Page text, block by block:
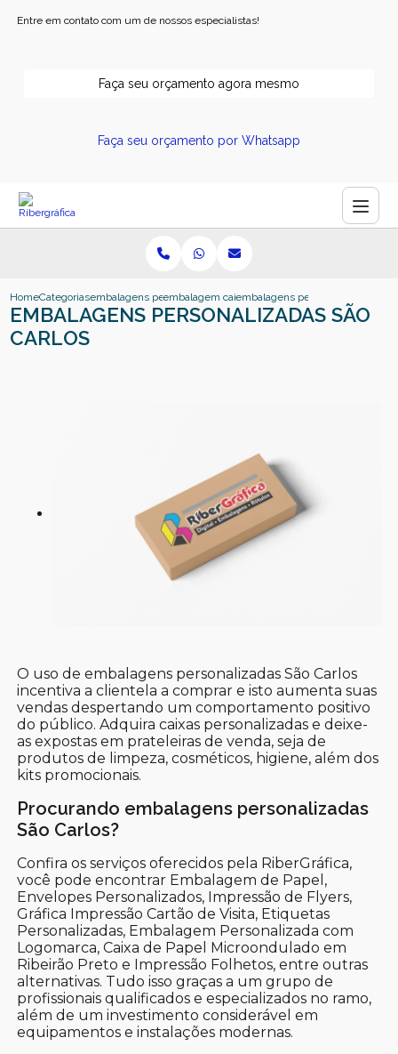
Entre em contato com um de nossos especialistas!
Faça seu orçamento agora mesmo
Faça seu orçamento por Whatsapp
HomeCategoriasembalagens personalizadasembalagem caixa personalizadaembalagens personalizadas sao
EMBALAGENS PERSONALIZADAS SÃO
CARLOS
O uso de embalagens personalizadas São Carlos
incentiva a clientela a comprar e isto aumenta suas
vendas despertando um comportamento positivo
do público. Adquira caixas personalizadas e deixe-
as expostas em prateleiras de venda, seja de
produtos de limpeza, cosméticos, higiene, além dos
kits promocionais.
Procurando embalagens personalizadas
São Carlos?
Confira os serviços oferecidos pela RiberGráfica,
você pode encontrar Embalagem de Papel,
Envelopes Personalizados, Impressão de Flyers,
Gráfica Impressão Cartão de Visita, Etiquetas
Personalizadas, Embalagem Personalizada com
Logomarca, Caixa de Papel Microondulado em
Ribeirão Preto e Impressão Folhetos, entre outras
alternativas. Tudo isso graças a um grupo de
profissionais qualificados e especializados no ramo,
além de um investimento considerável em
equipamentos e instalações modernas.